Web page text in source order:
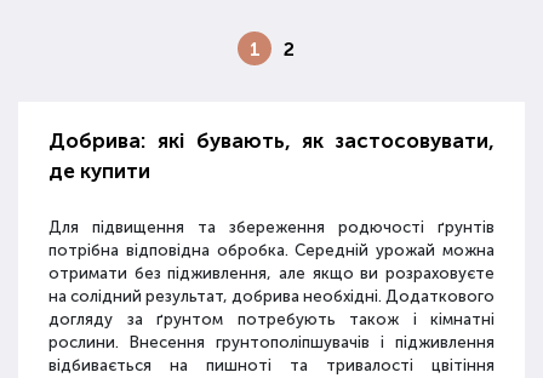
1 2
Добрива: які бувають, як застосовувати,
де купити
Для підвищення та збереження родючості ґрунтів
потрібна відповідна обробка. Середній урожай можна
отримати без підживлення, але якщо ви розраховуєте
на солідний результат, добрива необхідні. Додаткового
догляду за ґрунтом потребують також і кімнатні
рослини. Внесення грунтополіпшувачів і підживлення
відбивається на пишноті та тривалості цвітіння